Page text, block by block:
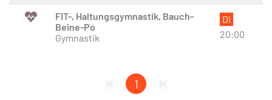
FIT-, Haltungsgymnastik, Bauch-
Beine-Po
Gymnastik
Di
20:00
1